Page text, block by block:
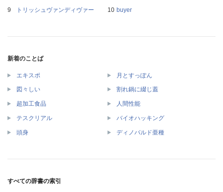
トリッシュヴァンディヴァー
buyer
新着のことば
エキスポ 月とすっぽん
図々しい 割れ鍋に綴じ蓋
超加工食品 人間性能
テスクリアル バイオハッキング
頭身 ディノバルド亜種
すべての辞書の索引